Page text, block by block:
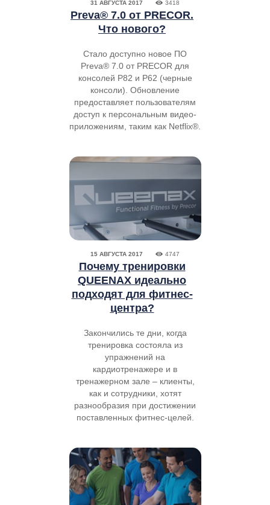
31 АВГУСТА 2017 3418
Preva® 7.0 от PRECOR.
Что нового?
Стало доступно новое ПО
Preva® 7.0 от PRECOR для
консолей P82 и P62 (черные
консоли). Обновление
предоставляет пользователям
доступ к персональным видео-
приложениям, таким как Netflix®.
15 АВГУСТА 2017 4747
Почему тренировки
QUEENAX идеально
подходят для фитнес-
центра?
Закончились те дни, когда
тренировка состояла из
упражнений на
кардиотренажере и в
тренажерном зале – клиенты,
как и сотрудники, хотят
разнообразия при достижении
поставленных фитнес-целей.